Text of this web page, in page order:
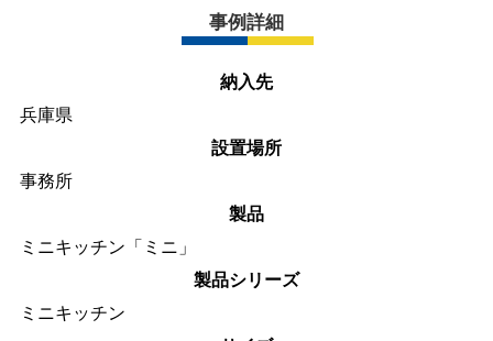
事例詳細
納入先
兵庫県
設置場所
事務所
製品
ミニキッチン「ミニ」
製品シリーズ
ミニキッチン